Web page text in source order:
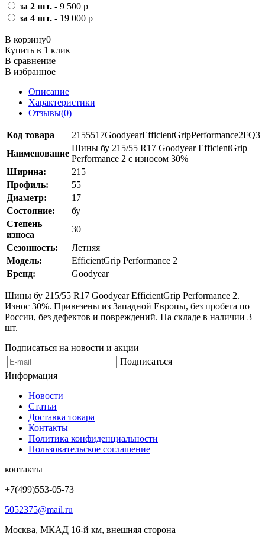
за 2 шт. - 9 500 р
за 4 шт. - 19 000 р
В корзину0
Купить в 1 клик
В сравнение
В избранное
Описание
Характеристики
Отзывы(0)
Код товара
2155517GoodyearEfficientGripPerformance2FQ3
Наименование
Шины бу 215/55 R17 Goodyear EfficientGrip
Performance 2 с износом 30%
Ширина:
215
Профиль:
55
Диаметр:
17
Состояние:
бу
Степень
износа
30
Сезонность:
Летняя
Модель:
EfficientGrip Performance 2
Бренд:
Goodyear
Шины бу 215/55 R17 Goodyear EfficientGrip Performance 2.
Износ 30%. Привезены из Западной Европы, без пробега по
России, без дефектов и повреждений. На складе в наличии 3
шт.
Подписаться на новости и акции
Подписаться
Информация
Новости
Статьи
Доставка товара
Контакты
Политика конфиденциальности
Пользовательское соглашение
контакты
+7(499)553-05-73
5052375@mail.ru
Москва, МКАД 16-й км, внешняя сторона